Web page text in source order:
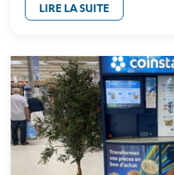
LIRE LA SUITE